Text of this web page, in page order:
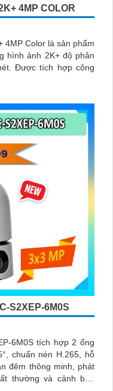
4MP COLOR
4MP Color là sản phẩm
hình ảnh 2K+ độ phân
S2XEP-6M0S
6M0S tích hợp 2 ống
chuẩn nén H.265, hỗ
đêm thông minh, phát
thường và cảnh báo